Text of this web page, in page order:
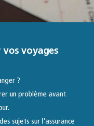
vos voyages
?
un problème avant
sujets sur l'assurance